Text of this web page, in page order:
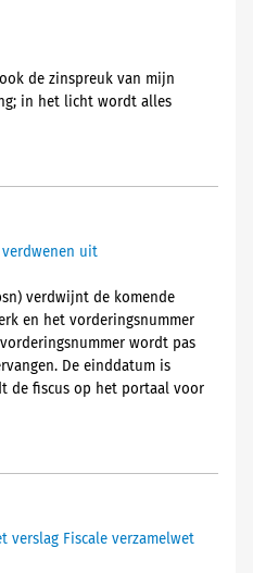
de zinspreuk van mijn
in het licht wordt alles
verdwenen uit
verdwijnt de komende
en het vorderingsnummer
wordt pas
De einddatum is
de fiscus op het portaal voor
verslag Fiscale verzamelwet